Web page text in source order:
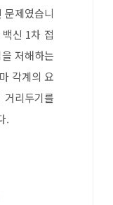
제였습니
신 1차 접
저해하는
각계의 요
리두기를
.